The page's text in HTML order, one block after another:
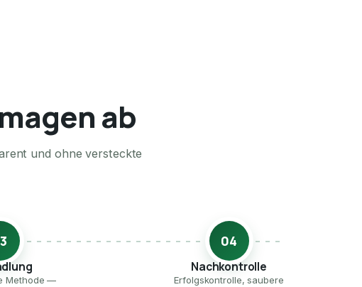
ab
und ohne versteckte
Methode —
04
Nachkontrolle
Erfolgskontrolle, saubere